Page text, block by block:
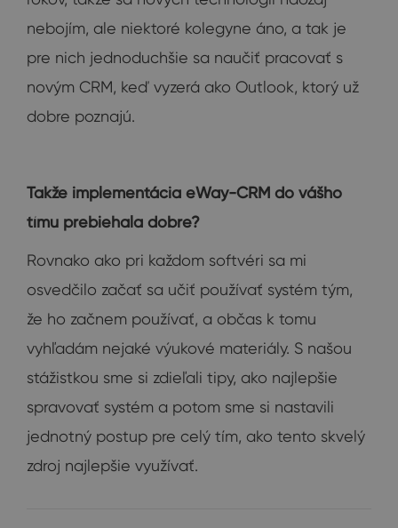
nebojím, ale niektoré kolegyne áno, a tak je
pre nich jednoduchšie sa naučiť pracovať s
novým CRM, keď vyzerá ako Outlook, ktorý už
dobre poznajú.
Takže implementácia eWay-CRM do vášho
tímu prebiehala dobre?
Rovnako ako pri každom softvéri sa mi
osvedčilo začať sa učiť používať systém tým,
že ho začnem používať, a občas k tomu
vyhľadám nejaké výukové materiály. S našou
stážistkou sme si zdieľali tipy, ako najlepšie
spravovať systém a potom sme si nastavili
jednotný postup pre celý tím, ako tento skvelý
zdroj najlepšie využívať.